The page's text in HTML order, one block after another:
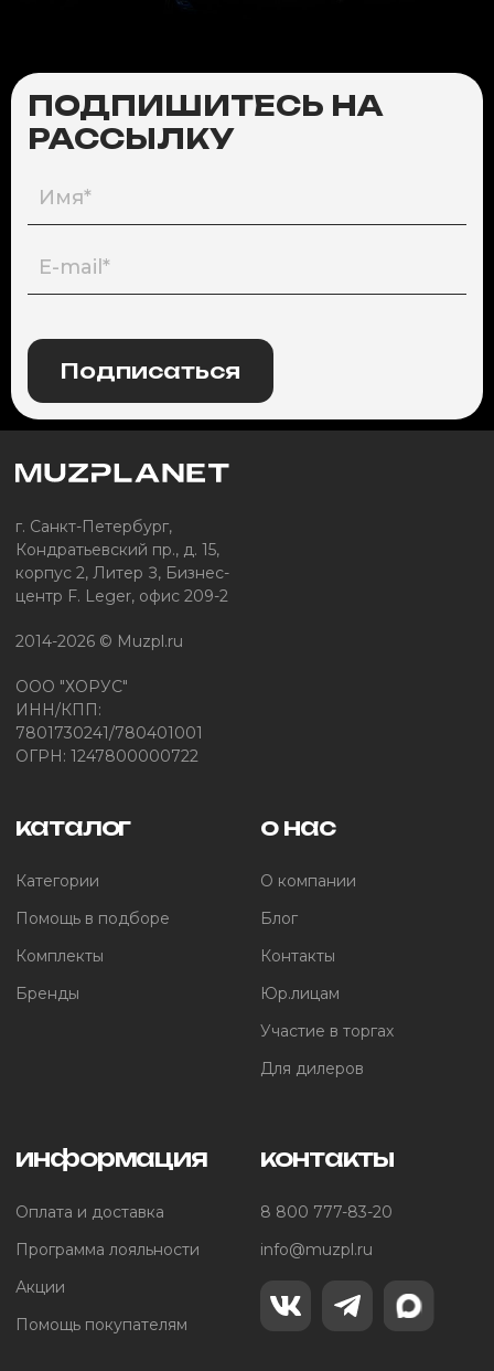
ПОДПИШИТЕСЬ НА
РАССЫЛКУ
Подписаться
г. Санкт-Петербург,
Кондратьевский пр., д. 15,
корпус 2, Литер З, Бизнес-
центр F. Leger, офис 209-2
2014-2026 © Muzpl.ru
ООО "ХОРУС"
ИНН/КПП:
7801730241/780401001
ОГРН: 1247800000722
каталог
Категории
Помощь в подборе
Комплекты
Бренды
о нас
О компании
Блог
Контакты
Юр.лицам
Участие в торгах
Для дилеров
информация
Оплата и доставка
Программа лояльности
Акции
Помощь покупателям
контакты
8 800 777-83-20
info@muzpl.ru